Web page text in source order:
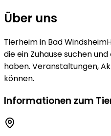
Über uns
Tierheim in Bad
die ein Zuhause suchen
haben. Veranstaltungen,
können.
Informationen zum